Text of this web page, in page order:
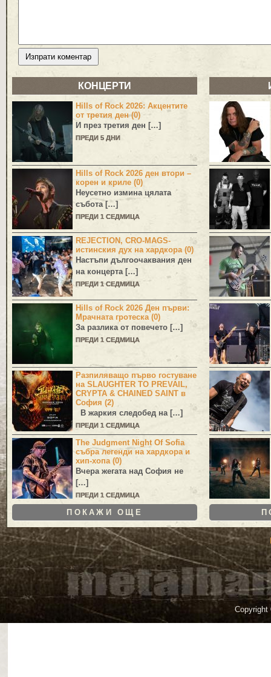
КОНЦЕРТИ
Hills of Rock 2026: Акцентите
от третия ден (0)
И през третия ден […]
ПРЕДИ 5 ДНИ
Hills of Rock 2026 ден втори –
корен и криле (0)
Неусетно измина цялата
събота […]
ПРЕДИ 1 СЕДМИЦА
REJECTION, CRO-MAGS-
истинския дух на хардкора (0)
Настъпи дългоочаквания ден
на концерта […]
ПРЕДИ 1 СЕДМИЦА
Hills of Rock 2026 Ден първи:
Мрачната гротеска (0)
За разлика от повечето […]
ПРЕДИ 1 СЕДМИЦА
Разпиляващо първо гостуване
на SLAUGHTER TO PREVAIL,
CRYPTA & CHAINED SAINT в
София (2)
В жаркия следобед на […]
ПРЕДИ 1 СЕДМИЦА
The Judgment Night Of Sofia
събра легенди на хардкора и
хип-хопа (0)
Вчера жегата над София не
[…]
ПРЕДИ 1 СЕДМИЦА
ПОКАЖИ ОЩЕ